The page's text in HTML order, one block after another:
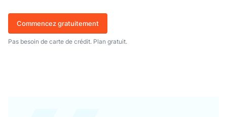
Commencez gratuitement
Pas besoin de carte de crédit. Plan gratuit.